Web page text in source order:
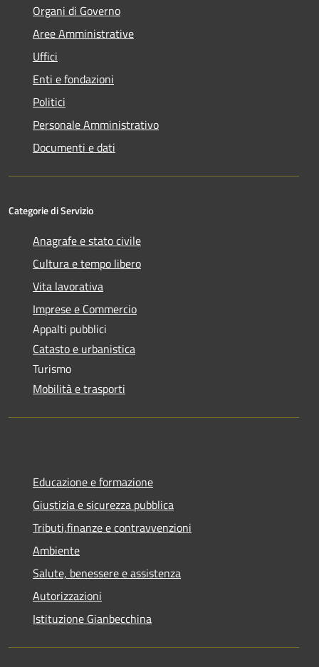
Organi di Governo
Aree Amministrative
Uffici
Enti e fondazioni
Politici
Personale Amministrativo
Documenti e dati
Categorie di Servizio
Anagrafe e stato civile
Cultura e tempo libero
Vita lavorativa
Imprese e Commercio
Appalti pubblici
Catasto e urbanistica
Turismo
Mobilità e trasporti
Educazione e formazione
Giustizia e sicurezza pubblica
Tributi,finanze e contravvenzioni
Ambiente
Salute, benessere e assistenza
Autorizzazioni
Istituzione Gianbecchina